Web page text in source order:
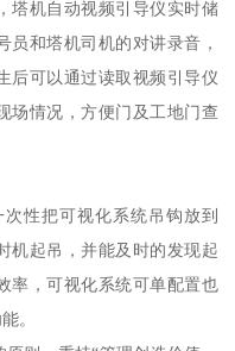
塔机自动视频引导仪实时储
员和塔机司机的对讲录音，
后可以通过读取视频引导仪
场情况，方便门及工地门查
性把可视化系统吊钩放到
机起吊，并能及时的发现起
率，可视化系统可单配置也
。